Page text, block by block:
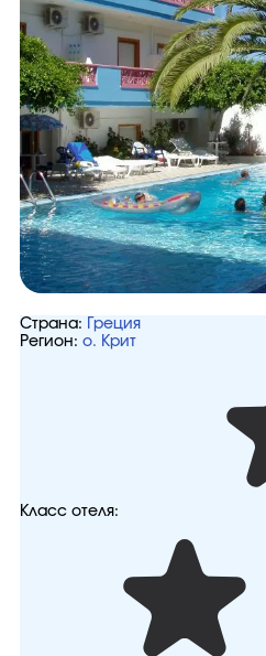
Страна:
Греция
Регион: о. Крит
Класс отеля: